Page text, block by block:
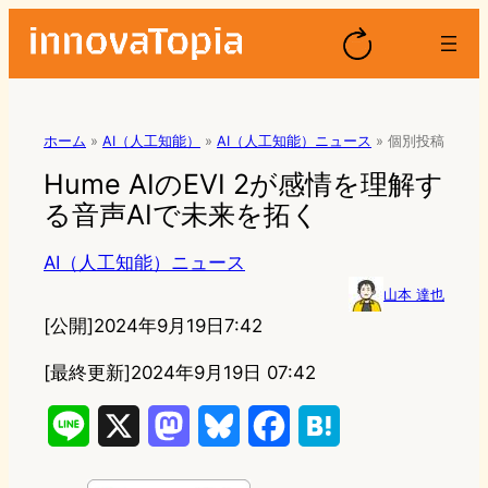
ホーム » AI（人工知能） » AI（人工知能）ニュース » 個別投稿
Hume AIのEVI 2が感情を理解す
る音声AIで未来を拓く
AI（人工知能）ニュース
山本 達也
[公開]2024年9月19日7:42
[最終更新]2024年9月19日 07:42